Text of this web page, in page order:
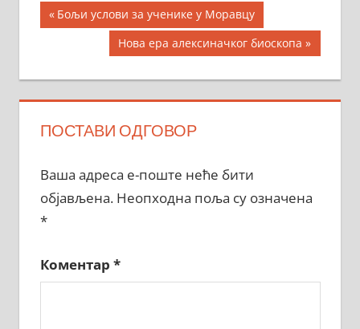
Кретање
чланка
Previous
Post:
Бољи услови за ученике у Моравцу
Next
Post:
Нова ера алексиначког биоскопа
ПОСТАВИ ОДГОВОР
Ваша адреса е-поште неће бити
објављена. Неопходна поља су означена
*
Коментар *